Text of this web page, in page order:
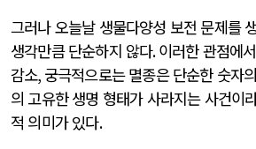
그러나 오늘날 생물다양성 보전 문제를
생각만큼 단순하지 않다.이러한 관점에
감소, 궁극적으로는 멸종은 단순한 숫자
의 고유한 생명 형태가 사라지는 사건이
적 의미가 있다.